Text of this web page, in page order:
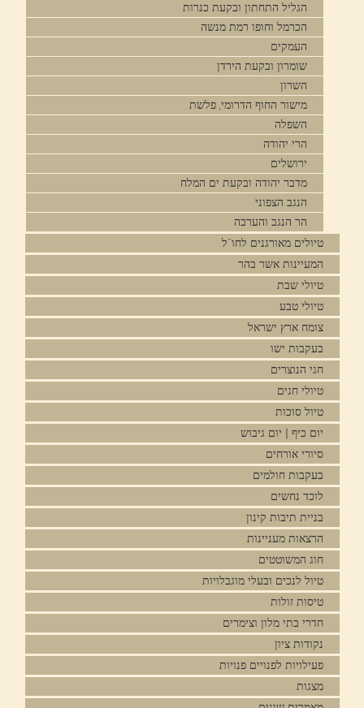
הגליל התחתון ובקעת כנרות
הכרמל וחופו רמת מנשה
העמקים
שומרון ובקעת הירדן
השרון
מישור החוף הדרומי, פלשת
השפלה
הרי יהודה
ירושלים
מדבר יהודה ובקעת ים המלח
הנגב הצפוני
הר הנגב והערבה
טיולים מאורגנים לחו"ל
המעיינות אשר בהר
טיולי שבת
טיולי טבע
צומח ארץ ישראל
בעקבות ישו
חגי הנוצרים
טיולי חגים
טיול סוכות
יום כיף | יום גיבוש
סיורי אורחים
בעקבות חולמים
לוכד נחשים
בניית תיבות קינון
הרצאות מעניינות
חוג המשוטטים
טיול לנכים ובעלי מוגבלויות
טיסות זולות
חדרי בתי מלון וצימרים
נקודות ציון
פעילויות לפנויים פנויות
מצגות